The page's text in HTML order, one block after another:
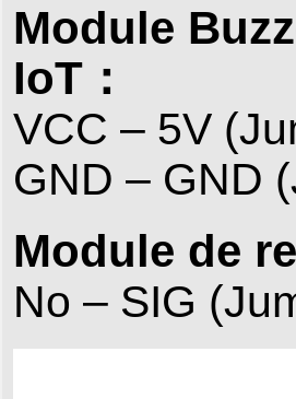
Module
IoT：
VCC – 5V
GND – GND
Module de
No – SIG